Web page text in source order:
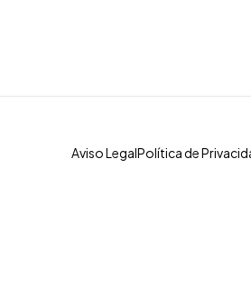
Aviso LegalPolítica de